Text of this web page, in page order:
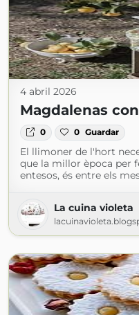
4 abril 2026
Magdalenas
0 0 Guardar
El llimoner de l'hort
que la millor època per
entesos, és entre els
La cuina violeta